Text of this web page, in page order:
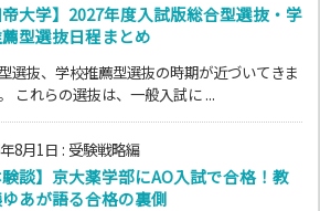
帝大学】2027年度入試版総合型選抜・学
型選抜日程まとめ
選抜、学校推薦型選抜の時期が近づいてきま
これらの選抜は、一般入試に ...
8月1日 : 受験戦略編
験談】京大薬学部にAO入試で合格！教
あが語る合格の裏側